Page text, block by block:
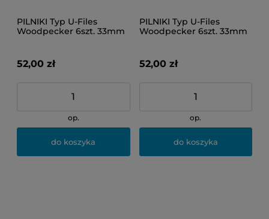
PILNIKI Typ U-Files
Woodpecker 6szt. 33mm
52,00 zł
op.
do koszyka
PILNIKI Typ U-Files
Woodpecker 6szt. 33mm
52,00 zł
op.
do koszyka